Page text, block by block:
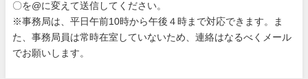
〇を@に変えて送信してください。
※事務局は、平日午前10時から午後４時まで対応できます。ま
た、事務局員は常時在室していないため、連絡はなるべくメール
でお願いします。